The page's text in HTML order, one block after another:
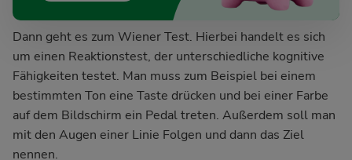
Dann geht es zum Wiener Test. Hierbei handelt es sich
um einen Reaktionstest, der unterschiedliche kognitive
Fähigkeiten testet. Man muss zum Beispiel bei einem
bestimmten Ton eine Taste drücken und bei einer Farbe
auf dem Bildschirm ein Pedal treten. Außerdem soll man
mit den Augen einer Linie Folgen und dann das Ziel
nennen.